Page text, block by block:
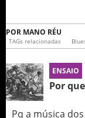
POR MANO RÉU
TAGs relacionadas
ENSAIO
Por
Pq a música